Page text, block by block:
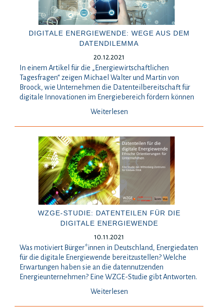
DIGITALE ENERGIEWENDE: WEGE AUS DEM
DATENDILEMMA
20.12.2021
In einem Artikel für die „Energiewirtschaftlichen
Tagesfragen“ zeigen Michael Walter und Martin von
Broock, wie Unternehmen die Datenteilbereitschaft für
digitale Innovationen im Energiebereich fördern können
Weiterlesen
WZGE-STUDIE: DATENTEILEN FÜR DIE
DIGITALE ENERGIEWENDE
10.11.2021
Was motiviert Bürger*innen in Deutschland, Energiedaten
für die digitale Energiewende bereitzustellen? Welche
Erwartungen haben sie an die datennutzenden
Energieunternehmen? Eine WZGE-Studie gibt Antworten.
Weiterlesen